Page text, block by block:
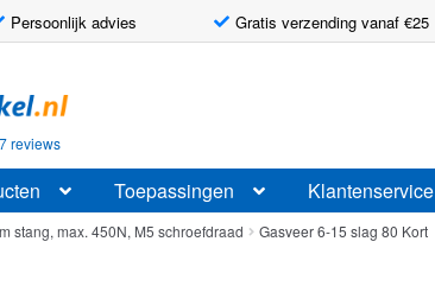
Persoonlijk advies Gratis verzending vanaf €25
reviews
Toepassingen Klantenservice
stang, max. 450N, M5 schroefdraad Gasveer 6-15 slag 80 Kort